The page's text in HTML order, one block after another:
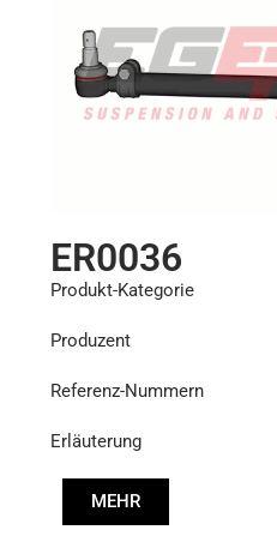
ER0036
Produkt-Kategorie
Produzent
Referenz-Nummern
Erläuterung
MEHR